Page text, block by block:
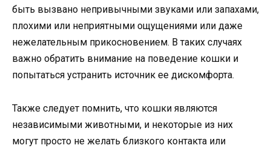
быть вызвано непривычными звуками или запахами,
плохими или неприятными ощущениями или даже
нежелательным прикосновением. В таких случаях
важно обратить внимание на поведение кошки и
попытаться устранить источник ее дискомфорта.
Также следует помнить, что кошки являются
независимыми животными, и некоторые из них
могут просто не желать близкого контакта или